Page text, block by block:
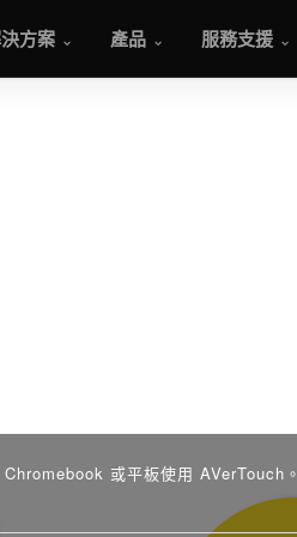
方案 產品 服務支援
或平板使用 AVerTouch。